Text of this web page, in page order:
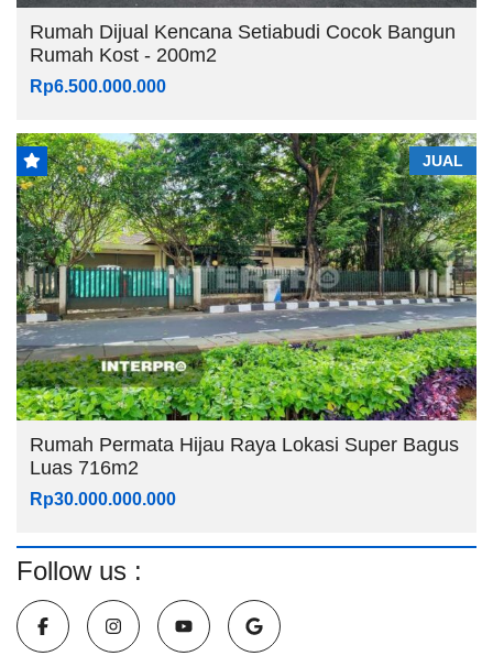
Rumah Dijual Kencana Setiabudi Cocok Bangun
Rumah Kost - 200m2
Rp6.500.000.000
JUAL
Rumah Permata Hijau Raya Lokasi Super Bagus
Luas 716m2
Rp30.000.000.000
Follow us :